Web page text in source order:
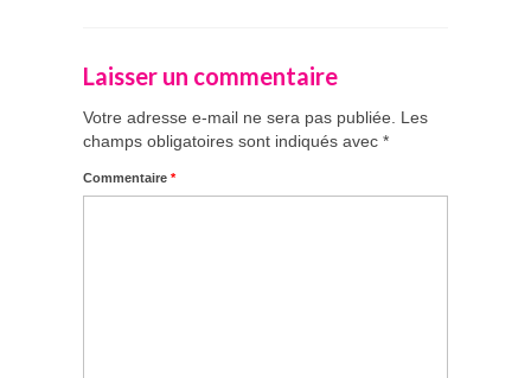
Laisser un commentaire
Votre adresse e-mail ne sera pas publiée.
Les
champs obligatoires sont indiqués avec *
Commentaire *